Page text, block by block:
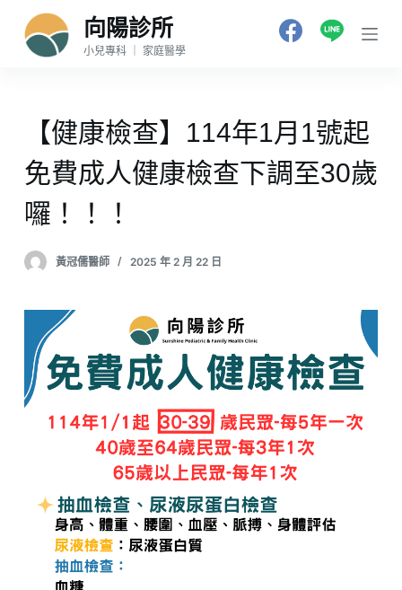
跳
至
向陽診所
小兒專科 ｜ 家庭醫學
【健康檢查】114年1月1號起
免費成人健康檢查下調至30歲
囉！！！
黃冠儒醫師 2025 年 2 月 22 日